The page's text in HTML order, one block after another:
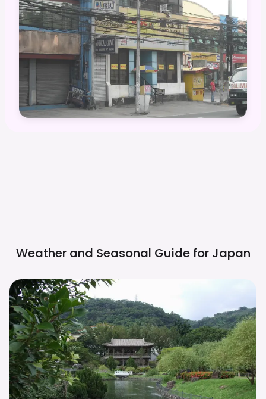
Weather and Seasonal Guide for Japan